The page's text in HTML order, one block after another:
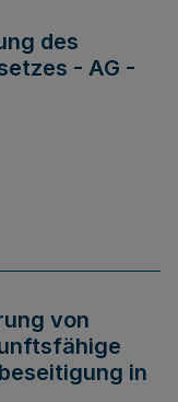
des
- AG -
von
in